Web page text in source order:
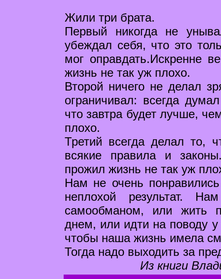
Жили три брата.
Первый никогда не
убеждал себя, что это
мог оправдать.Искренне
жизнь не так уж плохо.
Второй ничего не делал
ограничивал: всегда
что завтра будет лучше,
плохо.
Третий всегда делал то,
всякие правила и
прожил жизнь не так уж
Нам не очень
неплохой результат.
самообманом, или жить
днем, или идти на поводу у
чтобы наша жизнь имела
Тогда надо выходить за
Из книги